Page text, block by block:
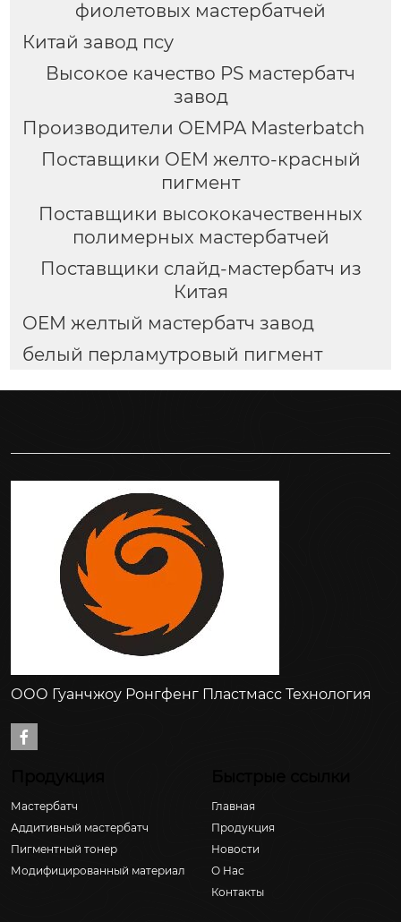
фиолетовых мастербатчей
Китай завод псу
Высокое качество PS мастербатч
завод
Производители OEMPA Masterbatch
Поставщики OEM желто-красный
пигмент
Поставщики высококачественных
полимерных мастербатчей
Поставщики слайд-мастербатч из
Китая
OEM желтый мастербатч завод
белый перламутровый пигмент
ООО Гуанчжоу Ронгфенг Пластмасс Технология

Мастербатч
Аддитивный мастербатч
Пигментный тонер
Модифицированный материал
Главная
Продукция
Новости
О Hас
Контакты